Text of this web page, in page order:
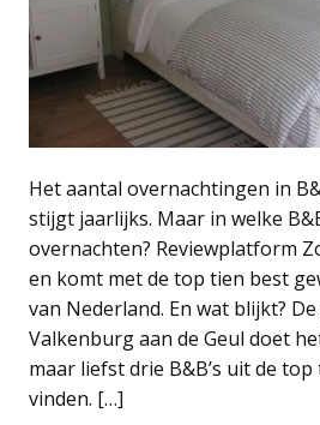
Het aantal overnachtingen in
stijgt jaarlijks. Maar in welke
overnachten? Reviewplatform
en komt met de top tien best
van Nederland. En wat blijkt?
Valkenburg aan de Geul doet
maar liefst drie B&B’s uit de
vinden. […]